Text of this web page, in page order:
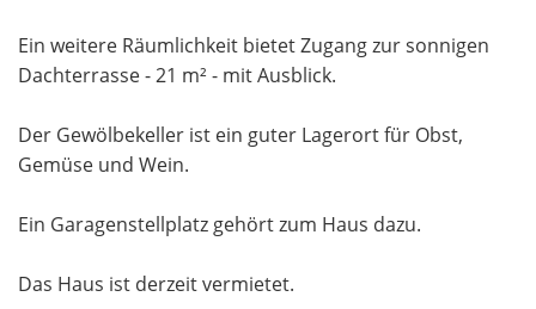
Ein weitere Räumlichkeit bietet Zugang zur sonnigen
Dachterrasse - 21 m² - mit Ausblick.
Der Gewölbekeller ist ein guter Lagerort für Obst,
Gemüse und Wein.
Ein Garagenstellplatz gehört zum Haus dazu.
Das Haus ist derzeit vermietet.